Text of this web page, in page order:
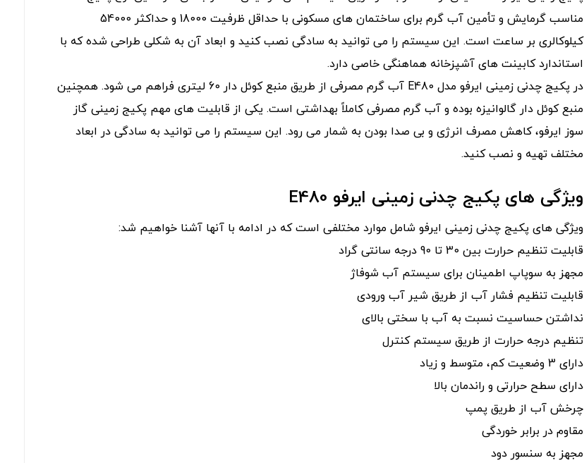
مناسب گرمایش و تأمین آب گرم برای ساختمان های مسکونی با حداقل ظرفیت 18000 و حداکثر 54000
کیلوکالری بر ساعت است. این سیستم را می توانید به سادگی نصب کنید و ابعاد آن به شکلی طراحی شده که با
استاندارد کابینت های آشپزخانه هماهنگی خاصی دارد.
در پکیج چدنی زمینی ایرفو مدل E480 آب گرم مصرفی از طریق منبع کوئل دار 60 لیتری فراهم می شود. همچنین
منبع کوئل دار گالوانیزه بوده و آب گرم مصرفی کاملاً بهداشتی است. یکی از قابلیت های مهم پکیج زمینی گاز
سوز ایرفو، کاهش مصرف انرژی و بی صدا بودن به شمار می رود. این سیستم را می توانید به سادگی در ابعاد
مختلف تهیه و نصب کنید.
ویژگی های پکیج چدنی زمینی ایرفو E480
ویژگی های پکیج چدنی زمینی ایرفو شامل موارد مختلفی است که در ادامه با آنها آشنا خواهیم شد:
قابلیت تنظیم حرارت بین 30 تا 90 درجه سانتی گراد
مجهز به سوپاپ اطمینان برای سیستم آب شوفاژ
قابلیت تنظیم فشار آب از طریق شیر آب ورودی
نداشتن حساسیت نسبت به آب با سختی بالای
تنظیم درجه حرارت از طریق سیستم کنترل
دارای 3 وضعیت کم، متوسط و زیاد
دارای سطح حرارتی و راندمان بالا
چرخش آب از طریق پمپ
مقاوم در برابر خوردگی
مجهز به سنسور دود